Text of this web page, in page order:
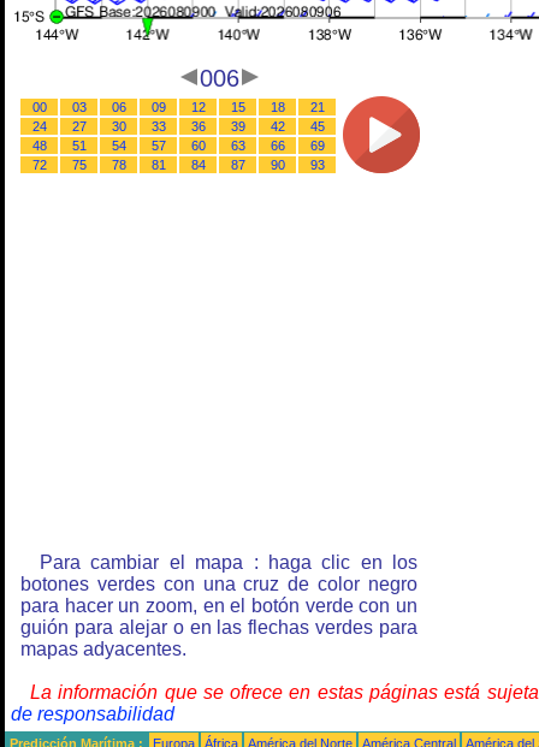
006
00 03 06 09 12 15 18
21
24
27 30 33 36 39 42
45
48
51 54 57 60 63 66
69
72
75 78 81 84 87 90 93
Para cambiar el mapa : haga clic en los
botones verdes con una cruz de color negro
para hacer un zoom, en el botón verde con un
guión para alejar o en las flechas verdes para
mapas adyacentes.
La información que se ofrece en estas páginas está
de responsabilidad
Predicción Marítima : Europa África América del Norte América Central
América del